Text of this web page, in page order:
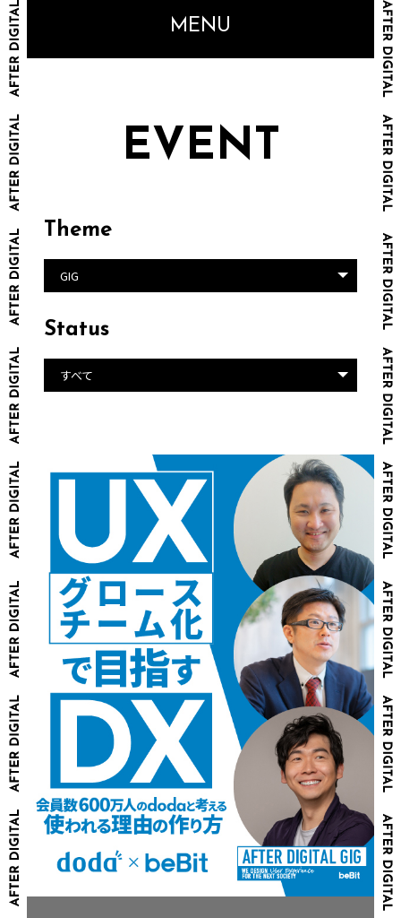
MENU
EVENT
Theme
GIG
Status
すべて